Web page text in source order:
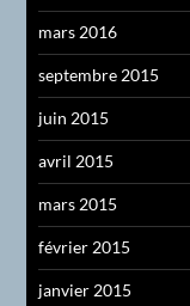
mars 2016
septembre 2015
juin 2015
avril 2015
mars 2015
février 2015
janvier 2015